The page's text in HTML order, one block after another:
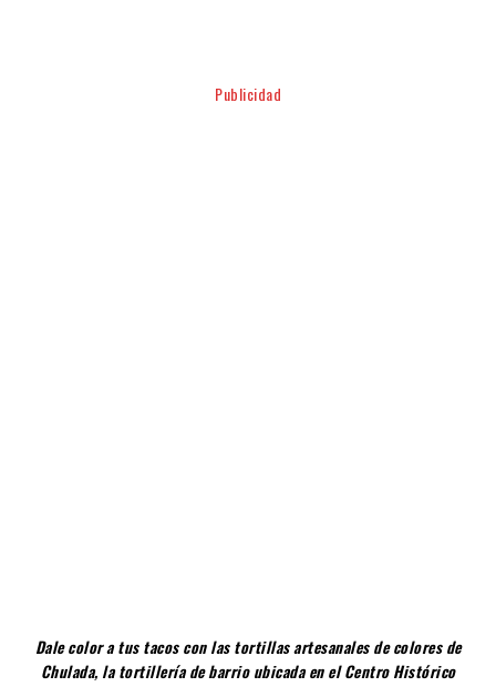
Publicidad
Dale color a tus tacos con las tortillas artesanales de colores de
Chulada, la tortillería de barrio ubicada en el Centro Histórico